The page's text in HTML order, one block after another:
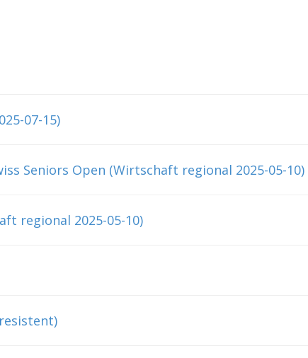
07-15)
Seniors Open (Wirtschaft regional 2025-05-10)
regional 2025-05-10)